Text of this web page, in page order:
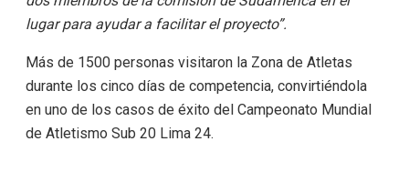
lugar para ayudar a facilitar el proyecto”.
Más de 1500 personas visitaron la Zona de Atletas
durante los cinco días de competencia, convirtiéndola
en uno de los casos de éxito del Campeonato Mundial
de Atletismo Sub 20 Lima 24.